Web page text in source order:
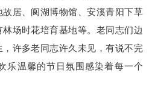
居、阆湖博物馆、安溪青阳下草
场时花培育基地等。老同志们边
许多老同志许久未见，有说不完
乐温馨的节日氛围感染着每一个